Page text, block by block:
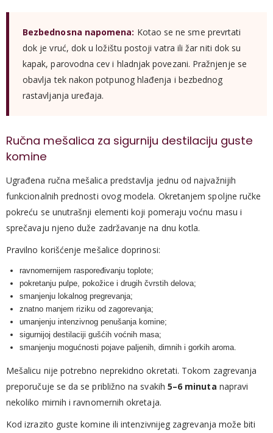
Bezbednosna napomena: Kotao se ne sme prevrtati
dok je vruć, dok u ložištu postoji vatra ili žar niti dok su
kapak, parovodna cev i hladnjak povezani. Pražnjenje se
obavlja tek nakon potpunog hlađenja i bezbednog
rastavljanja uređaja.
Ručna mešalica za sigurniju destilaciju guste
komine
Ugrađena ručna mešalica predstavlja jednu od najvažnijih
funkcionalnih prednosti ovog modela. Okretanjem spoljne ručke
pokreću se unutrašnji elementi koji pomeraju voćnu masu i
sprečavaju njeno duže zadržavanje na dnu kotla.
Pravilno korišćenje mešalice doprinosi:
ravnomernijem raspoređivanju toplote;
pokretanju pulpe, pokožice i drugih čvrstih delova;
smanjenju lokalnog pregrevanja;
znatno manjem riziku od zagorevanja;
umanjenju intenzivnog penušanja komine;
sigurnijoj destilaciji gušćih voćnih masa;
smanjenju mogućnosti pojave paljenih, dimnih i gorkih aroma.
Mešalicu nije potrebno neprekidno okretati. Tokom zagrevanja
preporučuje se da se približno na svakih 5–6 minuta napravi
nekoliko mirnih i ravnomernih okretaja.
Kod izrazito guste komine ili intenzivnijeg zagrevanja može biti